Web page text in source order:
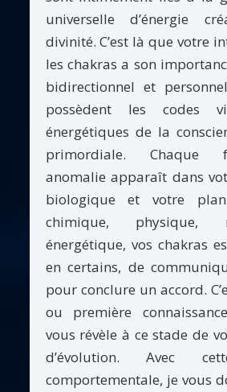
universelle d’énergie
divinité. C’est là que votre
les chakras a son
bidirectionnel et
possèdent les codes
énergétiques de la
primordiale. Chaque
anomalie apparaît dans
biologique et votre plan
chimique, physique,
énergétique, vos chakras
en certains, de
pour conclure un accord.
ou première
vous révèle à ce stade de
d’évolution. Avec
comportementale, je vous